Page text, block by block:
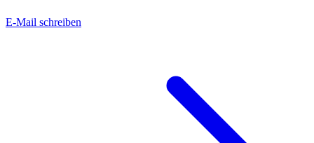
E-Mail schreiben